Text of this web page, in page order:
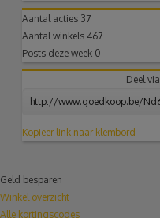
Aantal acties 37
Aantal winkels 467
Posts deze week 0
Deel via
Kopieer link naar klembord
Geld besparen
Winkel overzicht
Alle kortingscodes